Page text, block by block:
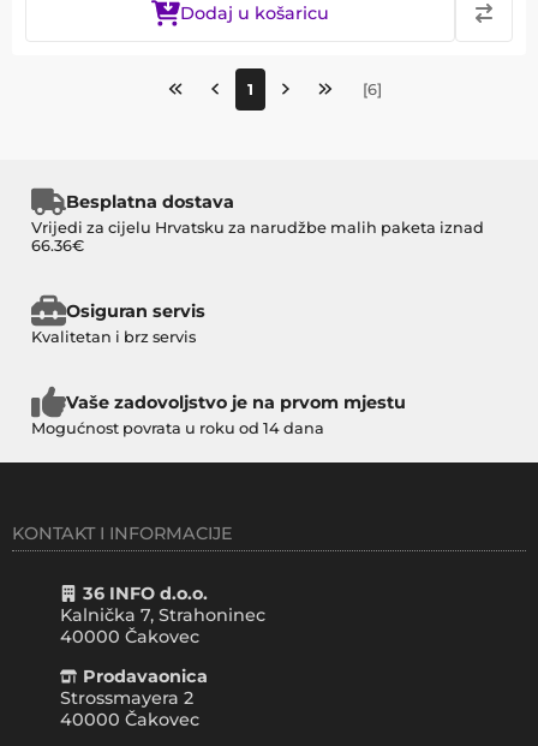
Dodaj u košaricu
1 [6]
Besplatna dostava
Vrijedi za cijelu Hrvatsku za narudžbe malih paketa iznad
66.36€
Osiguran servis
Kvalitetan i brz servis
Vaše zadovoljstvo je na prvom mjestu
Mogućnost povrata u roku od 14 dana
KONTAKT I INFORMACIJE
36 INFO d.o.o.
Kalnička 7, Strahoninec
40000 Čakovec
Prodavaonica
Strossmayera 2
40000 Čakovec